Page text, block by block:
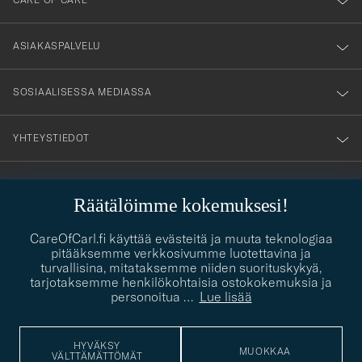
Räätälöimme kokemuksesi!
CareOfCarl.fi käyttää evästeitä ja muuta teknologiaa
pitääksemme verkkosivumme luotettavina ja
turvallisina, mitataksemme niiden suorituskykyä,
tarjotaksemme henkilökohtaisia ostokokemuksia ja
personoitua … Lue lisää
HYVÄKSY
VÄLTTÄMÄTTÖMÄT
MUOKKAA
vårt
nyhetsbrev!
ASIAKASPALVELU
SOSIAALISESSA MEDIASSA
YHTEYSTIEDOT
contact@careofcarl.com
PUKEUTUMISNEUVONTA
Kaipaatko apua oman tyylisi löytämiseen? Me autamme sinua
mielellämme!
PUKEUTUMISNEUVONTA
© Care of Carl 2026